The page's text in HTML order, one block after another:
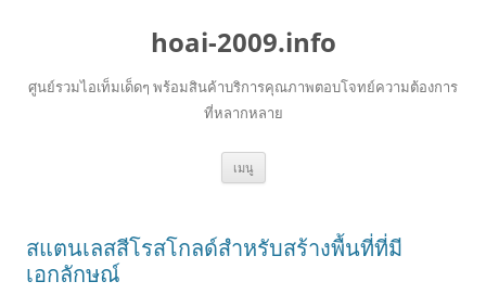
hoai-2009.info
ศูนย์รวมไอเท็มเด็ดๆ พร้อมสินค้าบริการคุณภาพตอบโจทย์ความต้องการ
ที่หลากหลาย
เมนู ข้าม
ยัง
สแตนเลสสีโรสโกลด์สำหรับสร้างพื้นที่ที่มี
เอกลักษณ์